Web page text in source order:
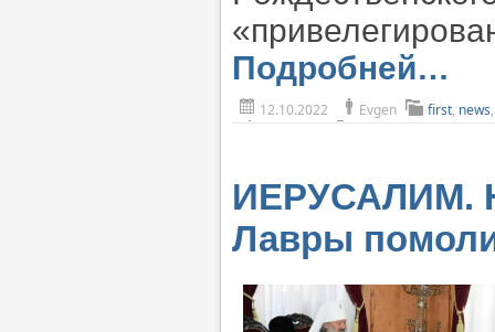
Подробней…
12.10.2022 Evgen first, news
ИЕРУСАЛИМ.
Лавры